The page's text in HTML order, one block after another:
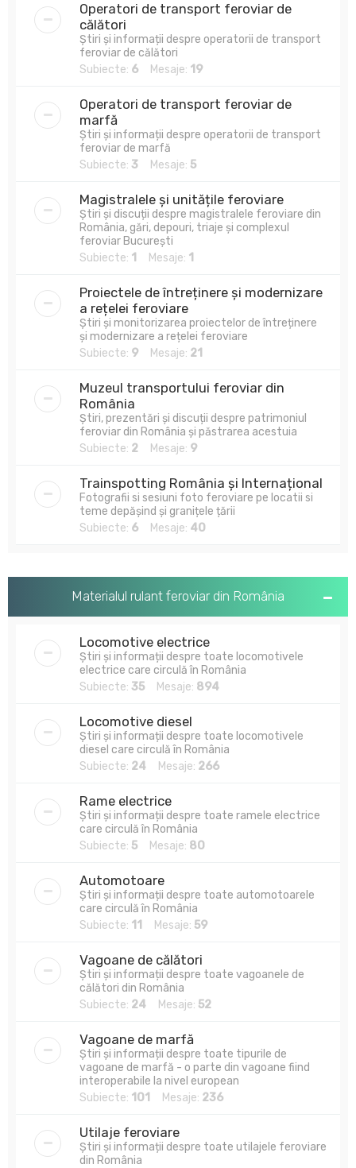
Operatori de transport feroviar de
călători
Știri și informații despre operatorii de transport
feroviar de călători
Subiecte: 6 Mesaje: 19
Operatori de transport feroviar de
marfă
Știri și informații despre operatorii de transport
feroviar de marfă
Subiecte: 3 Mesaje: 5
Magistralele și unitățile feroviare
Știri și discuții despre magistralele feroviare din
România, gări, depouri, triaje și complexul
feroviar București
Subiecte: 1 Mesaje: 1
Proiectele de întreținere și modernizare
a rețelei feroviare
Știri și monitorizarea proiectelor de întreținere
și modernizare a rețelei feroviare
Subiecte: 9 Mesaje: 21
Muzeul transportului feroviar din
România
Știri, prezentări și discuții despre patrimoniul
feroviar din România și păstrarea acestuia
Subiecte: 2 Mesaje: 9
Trainspotting România și Internațional
Fotografii si sesiuni foto feroviare pe locatii si
teme depășind și granițele țării
Subiecte: 6 Mesaje: 40
Materialul rulant feroviar din România
Locomotive electrice
Știri și informații despre toate locomotivele
electrice care circulă în România
Subiecte: 35 Mesaje: 894
Locomotive diesel
Știri și informații despre toate locomotivele
diesel care circulă în România
Subiecte: 24 Mesaje: 266
Rame electrice
Știri și informații despre toate ramele electrice
care circulă în România
Subiecte: 5 Mesaje: 80
Automotoare
Știri și informații despre toate automotoarele
care circulă în România
Subiecte: 11 Mesaje: 59
Vagoane de călători
Știri și informații despre toate vagoanele de
călători din România
Subiecte: 24 Mesaje: 52
Vagoane de marfă
Știri și informații despre toate tipurile de
vagoane de marfă - o parte din vagoane fiind
interoperabile la nivel european
Subiecte: 101 Mesaje: 236
Utilaje feroviare
Știri și informații despre toate utilajele feroviare
din România